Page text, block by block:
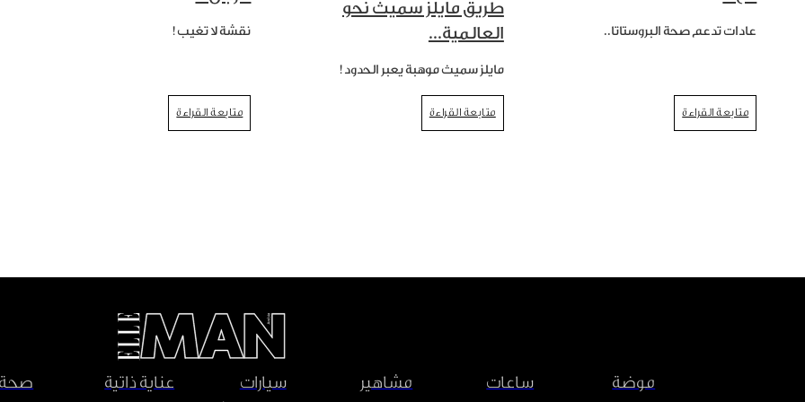
عادات تدعم صحة البروستاتا..
متابعة القراءة
طريق مايلز سميث نحو
العالمية...
مايلز سميث موهبة يعبر الحدود!
متابعة القراءة
نقشة لا تغيب!
متابعة القراءة
موضة ساعات مشاهير سيارات عناية ذاتية صحة